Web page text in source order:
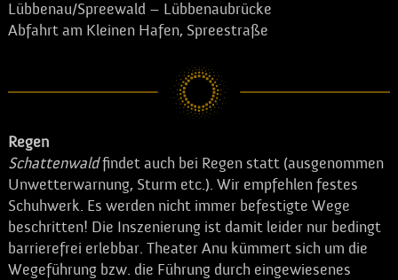
Lübbenau/Spreewald – Lübbenaubrücke
Abfahrt am Kleinen Hafen, Spreestraße
Regen
Schattenwaldfindet auch bei Regen statt (ausgenommen
Unwetterwarnung, Sturm etc.). Wir empfehlen festes
Schuhwerk. Es werden nicht immer befestigte Wege
beschritten! Die Inszenierung ist damit leider nur bedingt
barrierefrei erlebbar. Theater Anu kümmert sich um die
Wegeführung bzw. die Führung durch eingewiesenes